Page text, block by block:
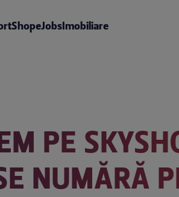
ShopeJobsImobiliare
PE
NUMĂRĂ